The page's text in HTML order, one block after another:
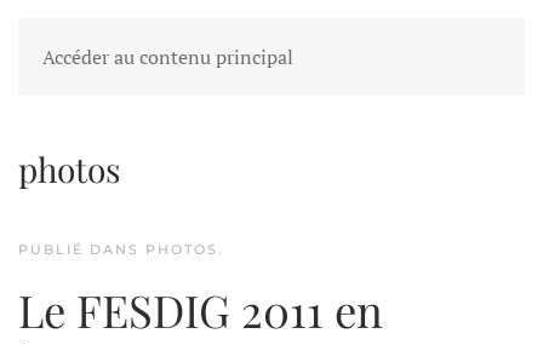
Accéder au contenu principal
FESDIG
photos
PUBLIÉ DANS PHOTOS .
Le FESDIG 2011 en